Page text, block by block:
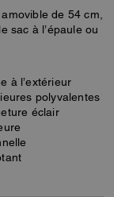
de 54 cm,
sac à l’épaule ou
à l’extérieur
polyvalentes
éclair